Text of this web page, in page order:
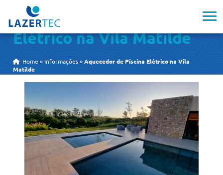
Aquecedor de Piscina
Elétrico na Vila Matilde
Home » Informações »Aquecedor de Piscina Elétrico na Vila
Matilde